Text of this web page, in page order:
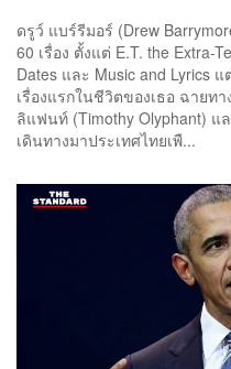
ดรูว์ แบร์รีมอร์ (Drew
60 เรื่อง ตั้งแต่ E.T. the Extra-
Dates และ Music and Lyrics
เรื่องแรกในชีวิตของเธอ ฉายท
ลิแฟนท์ (Timothy Olyphant) แ
เดินทางมาประเทศไทยเพื...